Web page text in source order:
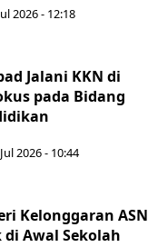
2026 - 12:18
Jalani KKN di
pada Bidang
2026 - 10:44
Kelonggaran ASN
Awal Sekolah